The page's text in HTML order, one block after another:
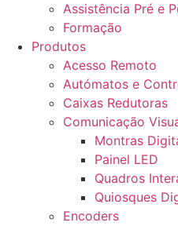
Assistência Pré e
Formação
Produtos
Acesso Remoto
Autómatos e
Caixas Redutoras
Comunicação
Montras
Painel LED
Quadros
Quiosques
Encoders